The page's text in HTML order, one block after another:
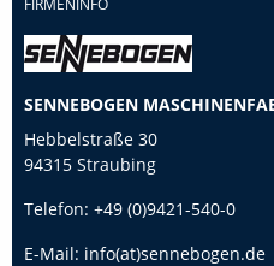
FIRMENINFO
SENNEBOGEN
Hebbelstraße 30
94315 Straubing
Telefon: +49 (0)9421-540-0
E-Mail: info(at)sennebogen.de